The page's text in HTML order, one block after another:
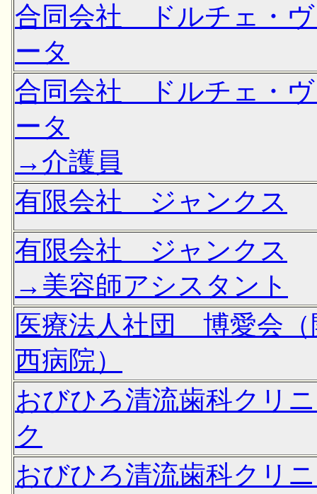
合同会社 ドルチェ・
ータ
合同会社 ドルチェ・
ータ
→介護員
有限会社 ジャンクス
有限会社 ジャンクス
→美容師アシスタント
医療法人社団 博愛会（
西病院）
おびひろ清流歯科クリ
ク
おびひろ清流歯科クリ